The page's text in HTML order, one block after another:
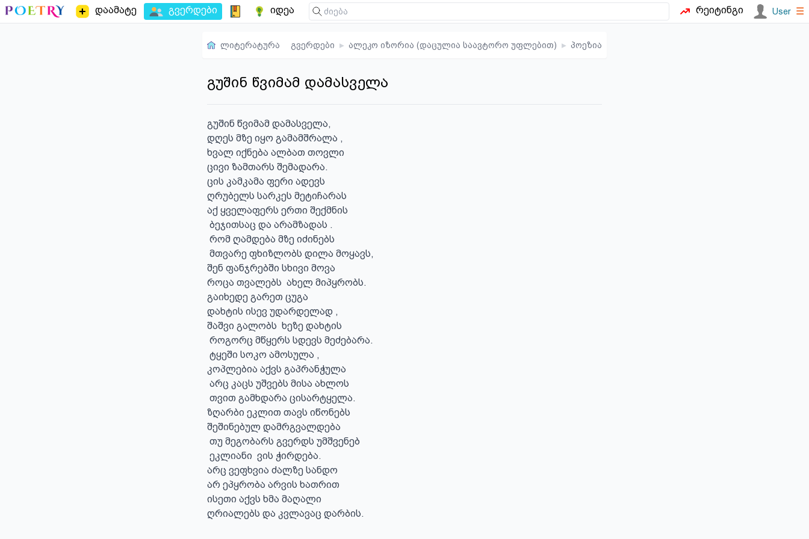
დაამატე გვერდები იდეა რეიტინგი User ☰
ლიტერატურა გვერდები ▸ ალეკო იზორია (დაცულია საავტორო უფლებით) ▸ პოეზია
გუშინ წვიმამ დამასველა
გუშინ წვიმამ დამასველა,
დღეს მზე იყო გამამშრალა ,
ხვალ იქნება ალბათ თოვლი
ცივი ზამთარს შემადარა.
ცის კამკამა ფერი ადევს
ღრუბელს სარკეს მეტიჩარას
აქ ყველაფერს ერთი შექმნის
შენ ფანჯრებში სხივი მოვა
როცა თვალებს  ახელ მიპყრობს.
გაიხედე გარეთ ცუგა
დახტის ისევ უდარდელად ,
შაშვი გალობს  ხეზე დახტის
კოპლებია აქვს გაპრანჭულა
ზღარბი ეკლით თავს იწონებს
შეშინებულ დამრგვალდება
არც ვეფხვია ძალზე სანდო
არ ეპყრობა არვის ხათრით
ისეთი აქვს ხმა მაღალი
ღრიალებს და კვლავაც დარბის.